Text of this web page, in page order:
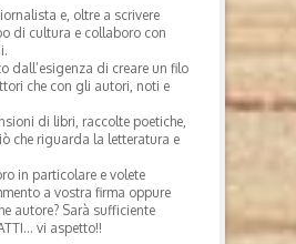
e, oltre a scrivere
di cultura e collaboro con
dall’esigenza di creare un filo
che con gli autori, noti e
di libri, raccolte poetiche,
che riguarda la letteratura e
in particolare e volete
a vostra firma oppure
autore? Sarà sufficiente
vi aspetto!!